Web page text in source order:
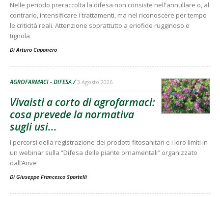
Nelle periodo preraccolta la difesa non consiste nell'annullare o, al
contrario, intensificare i trattamenti, ma nel riconoscere per tempo
le criticità reali. Attenzione soprattutto a eriofide rugginoso e
tignola
DiArturo Caponero
AGROFARMACI - DIFESA 3 Agosto 2026
Vivaisti a corto di agrofarmaci:
cosa prevede la normativa
sugli usi...
I percorsi della registrazione dei prodotti fitosanitari e i loro limiti in
un webinar sulla “Difesa delle piante ornamentali” organizzato
dall’Anve
Di Giuseppe Francesco Sportelli